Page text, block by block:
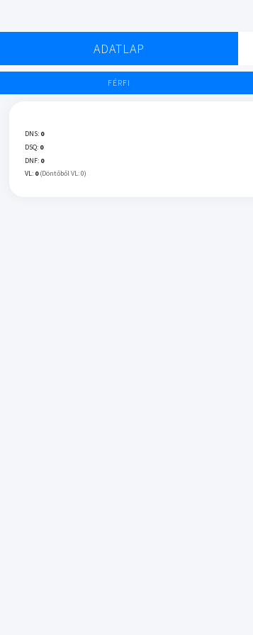
ADATLAP
FÉRFI
DNS: 0
DSQ: 0
DNF: 0
VL: 0 (Döntőből VL: 0)